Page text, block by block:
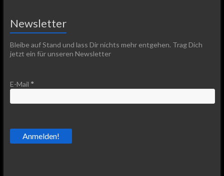
Newsletter
Bleibe auf Stand und lass Dir nichts mehr entgehen. Trag Dich
jetzt ein für unseren Newsletter
E-Mail *